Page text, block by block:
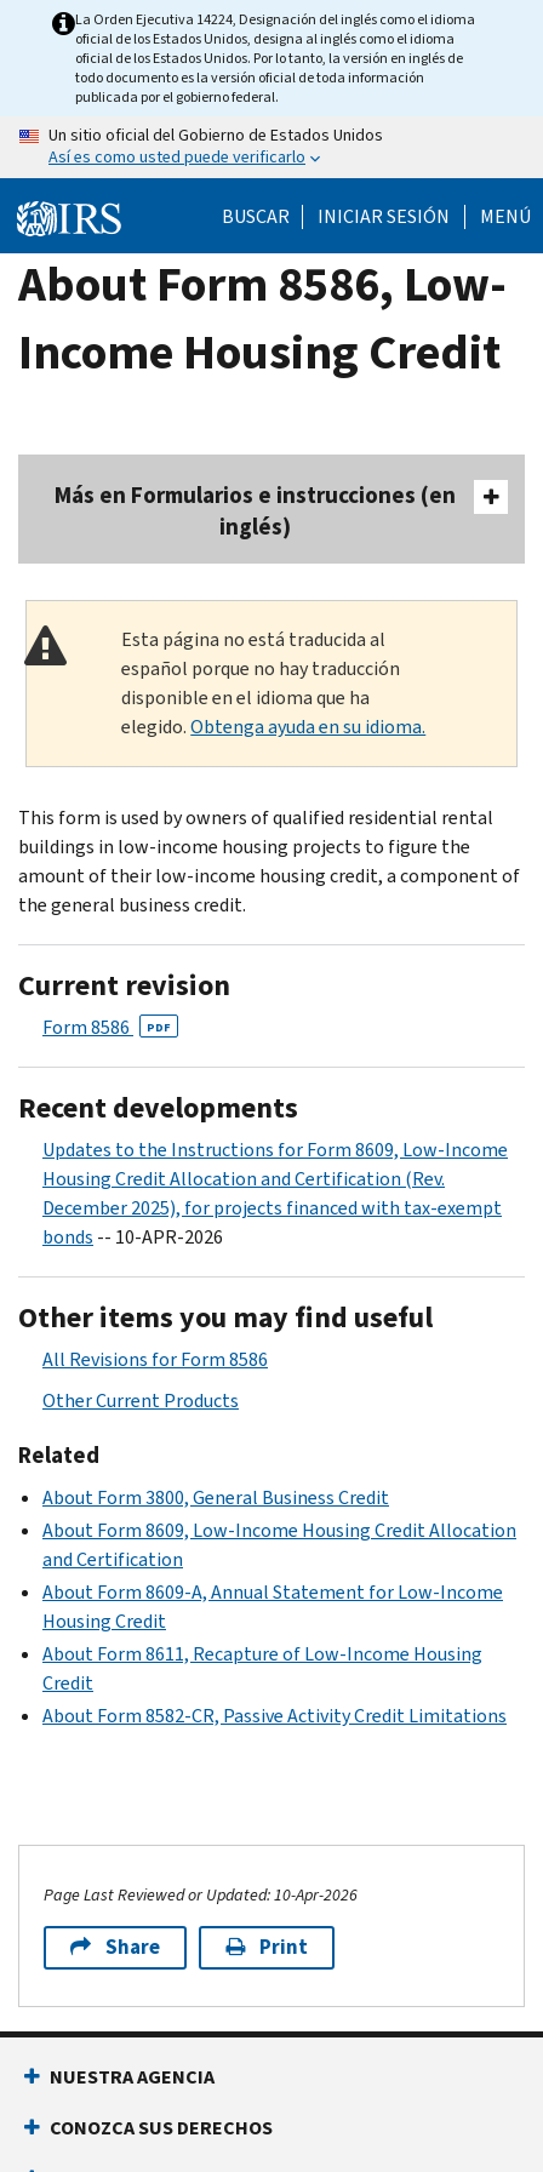
La Orden Ejecutiva 14224, Designación del inglés como el idioma
oficial de los Estados Unidos, designa al inglés como el idioma
oficial de los Estados Unidos. Por lo tanto, la versión en inglés de
todo documento es la versión oficial de toda información
publicada por el gobierno federal.
Un sitio oficial del Gobierno de Estados Unidos
Así es como usted puede verificarlo
BUSCAR INICIAR SESIÓN MENÚ
About Form 8586, Low-
Income Housing Credit
Más en Formularios e instrucciones (en
inglés)
Esta página no está traducida al
español porque no hay traducción
disponible en el idioma que ha
elegido.Obtenga ayuda en su idioma.
This form is used by owners of qualified residential rental
buildings in low-income housing projects to figure the
amount of their low-income housing credit, a component of
the general business credit.
Current revision
Form 8586 PDF
Recent developments
Updates to the Instructions for Form 8609, Low-Income
Housing Credit Allocation and Certification (Rev.
December 2025), for projects financed with tax-exempt
bonds -- 10-APR-2026
Other items you may find useful
All Revisions for Form 8586
Other Current Products
Related
About Form 3800, General Business Credit
About Form 8609, Low-Income Housing Credit Allocation
and Certification
About Form 8609-A, Annual Statement for Low-Income
Housing Credit
About Form 8611, Recapture of Low-Income Housing
Credit
About Form 8582-CR, Passive Activity Credit Limitations
Page Last Reviewed or Updated: 10-Apr-2026
Share Print
NUESTRA AGENCIA
CONOZCA SUS DERECHOS